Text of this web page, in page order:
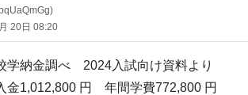
20日 08:20
学納金調べ 2024入試向け資料より
1,012,800 円 年間学費772,800 円